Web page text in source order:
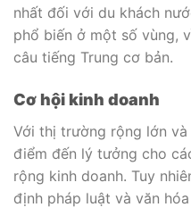
nhất đối với du khách
phổ biến ở một số vùng,
câu tiếng Trung cơ bản.
Cơ hội kinh doanh
Với thị trường rộng lớn và
điểm đến lý tưởng cho
rộng kinh doanh. Tuy
định pháp luật và văn